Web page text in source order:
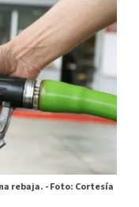
rebaja. -Foto: Cortesía